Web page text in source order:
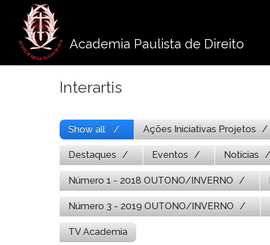
conteúdo
Academia Paulista de Direito
Interartis
Show all Ações Iniciativas Projetos
Destaques Eventos Notícias
Número 1 - 2018 OUTONO/INVERNO
Número 3 - 2019 OUTONO/INVERNO
TV Academia